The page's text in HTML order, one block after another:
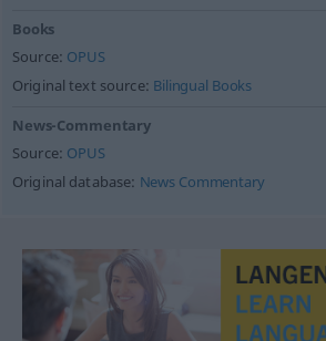
Books
Source: OPUS
Original text source: Bilingual Books
News-Commentary
Source: OPUS
Original database: News Commentary